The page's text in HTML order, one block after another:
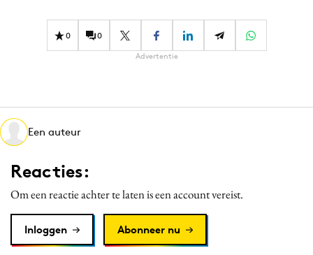
Gedragsverandering
Influencer marketing
Media
Merkstrategie
PR
Programmatic
Purpose Marketing
Reputatie & crisis
0 0
Advertentie
Een auteur
Reacties:
Om een reactie achter te laten is een account vereist.
Inloggen Abonneer nu